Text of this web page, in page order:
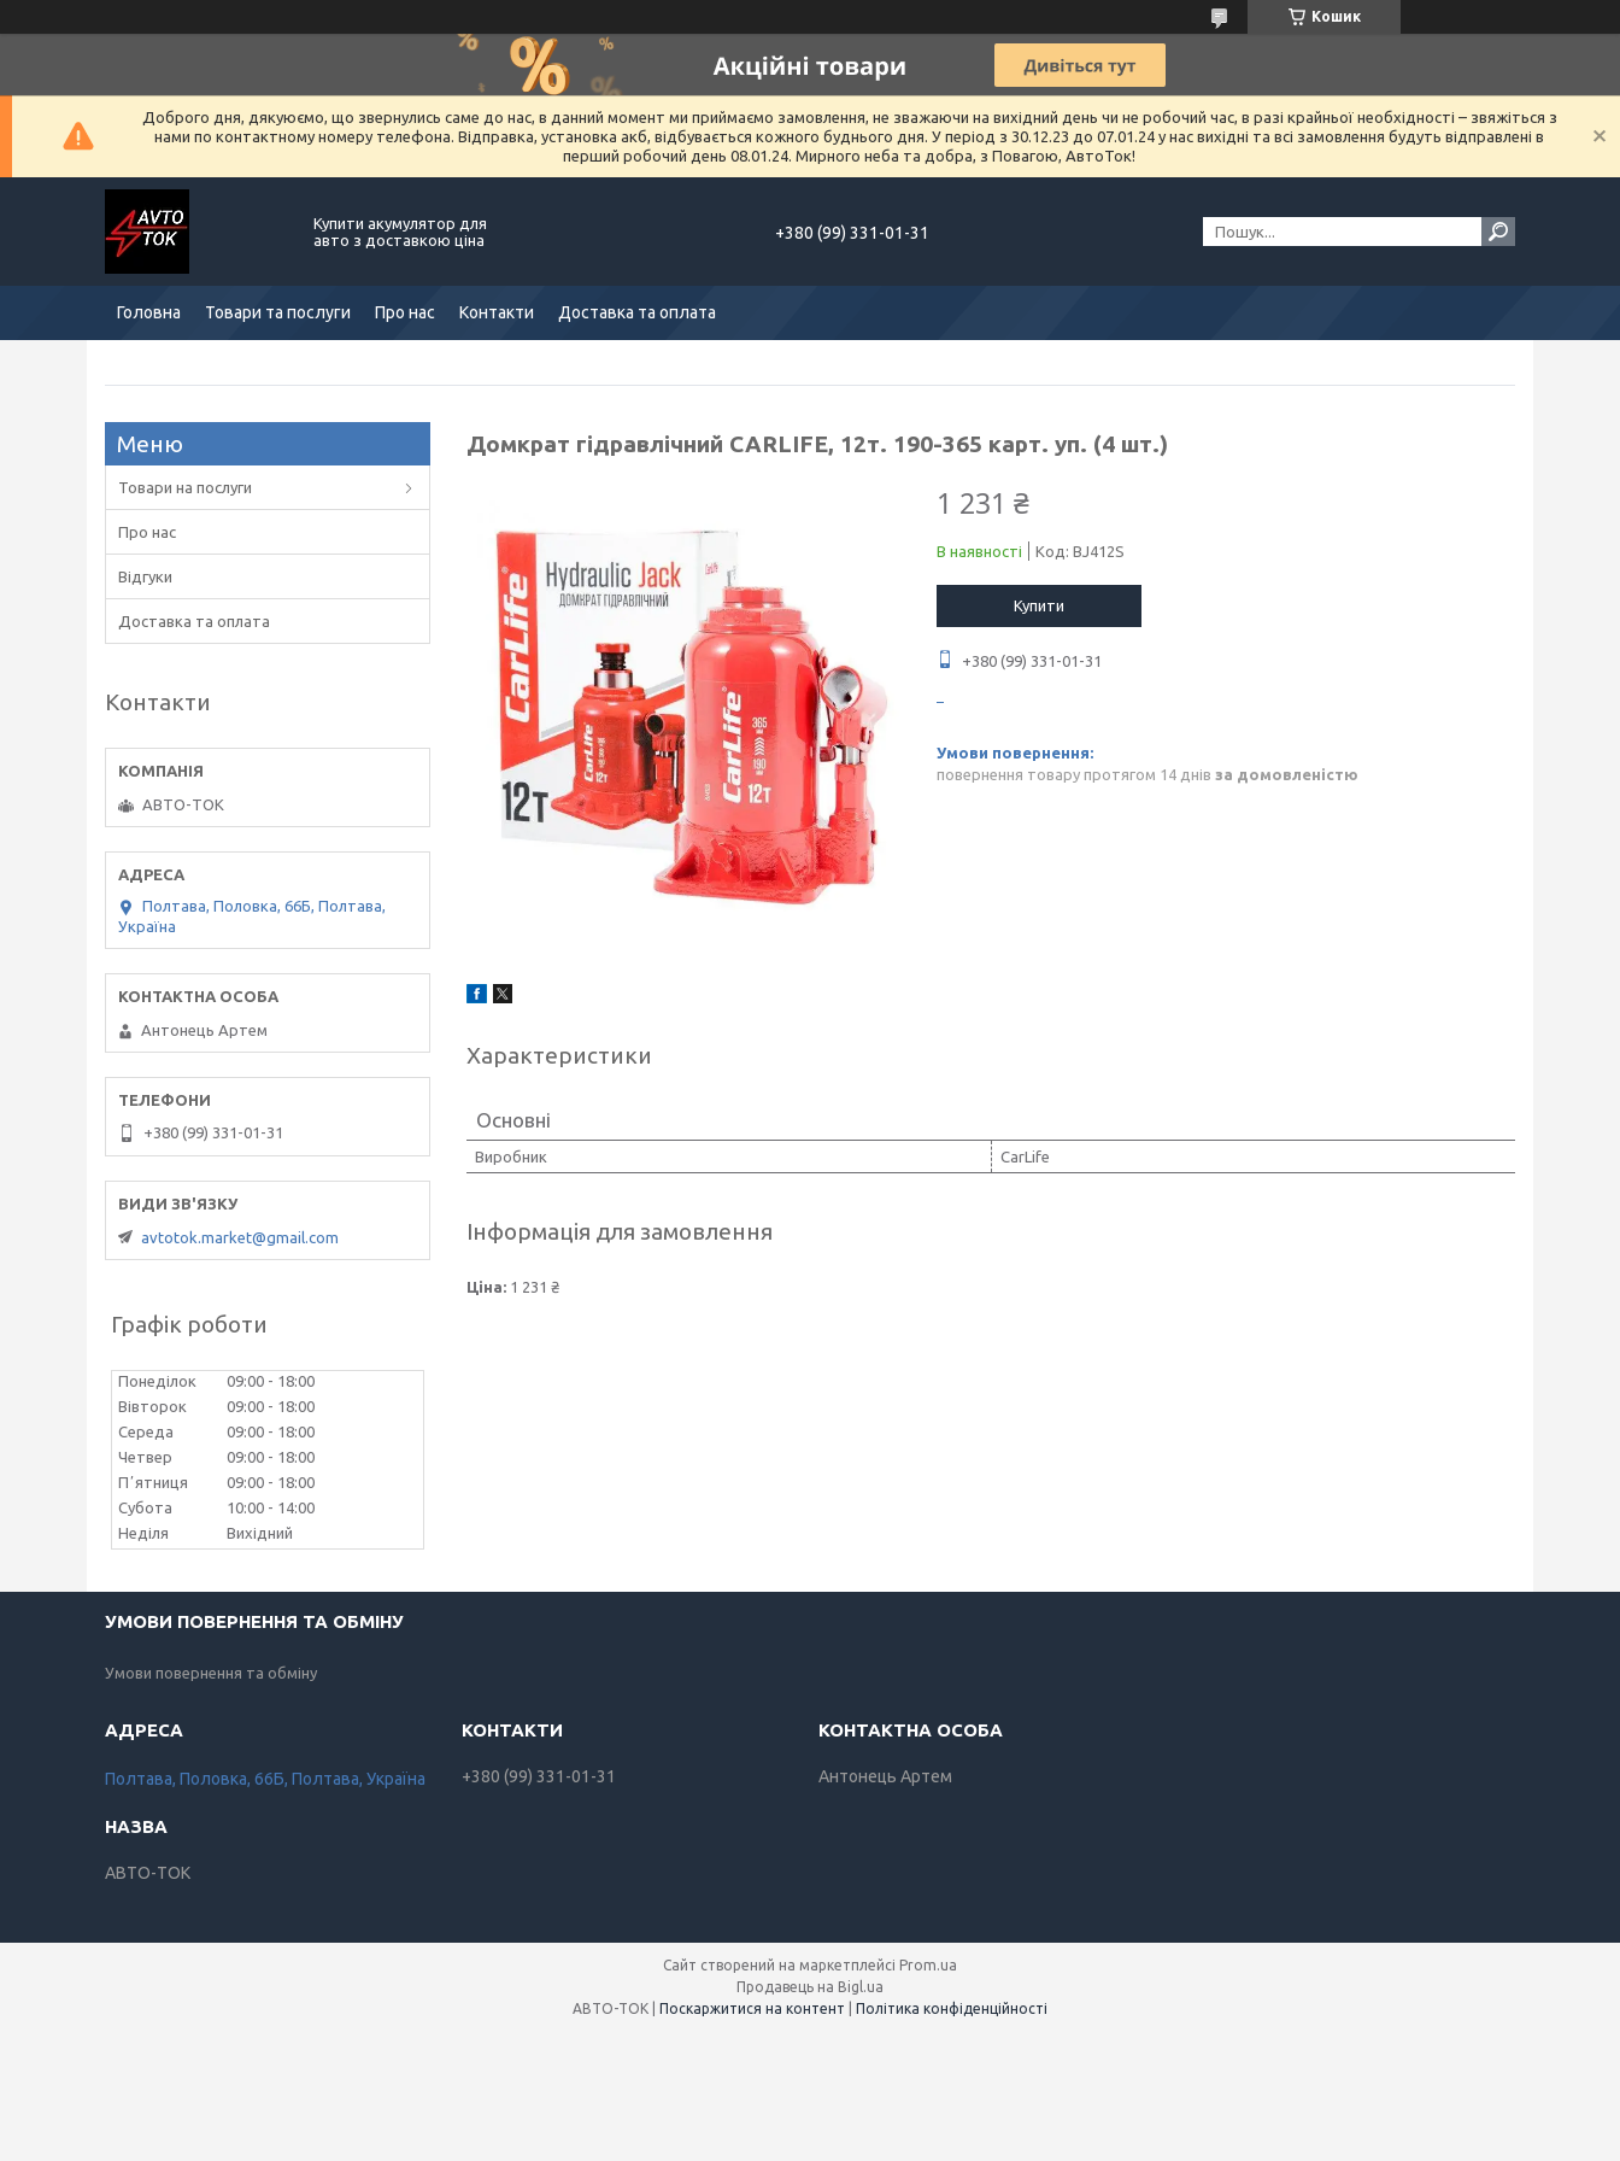
Кошик
Доброго дня, дякуюємо, що звернулись саме до нас, в данний момент ми приймаємо замовлення, не зважаючи на вихідний день чи не робочий час, в разі крайньої необхідності – звяжіться з
нами по контактному номеру телефона. Відправка, установка акб, відбувається кожного буднього дня. У період з 30.12.23 до 07.01.24 у нас вихідні та всі замовлення будуть відправлені в
перший робочий день 08.01.24. Мирного неба та добра, з Повагою, АвтоТок!
Купити акумулятор для
авто з доставкою ціна
+380 (99) 331-01-31
Головна Товари та послуги Про нас Контакти Доставка та оплата
Домкрат гідравлічний CARLIFE, 12т. 190-365 карт. уп. (4 шт.)
1 231 ₴
В наявності Код: BJ412S
Купити
+380 (99) 331-01-31
повернення товару протягом 14 днів за домовленістю
Характеристики
Основні
Виробник CarLife
Інформація для замовлення
Ціна: 1 231 ₴
Товари на послуги
Про нас
Відгуки
Доставка та оплата
Контакти
АВТО-ТОК
Полтава, Половка, 66Б, Полтава,
Україна
Антонець Артем
+380 (99) 331-01-31
avtotok.market@gmail.com
Графік роботи
Понеділок 09:00
18:00
Вівторок
09:00
18:00
Середа
09:00
18:00
Четвер
09:00
18:00
Пʼятниця
09:00
18:00
Субота
10:00
14:00
Неділя
Вихідний
УМОВИ ПОВЕРНЕННЯ ТА ОБМІНУ
Умови повернення та обміну
Полтава, Половка, 66Б, Полтава, Україна
АВТО-ТОК
+380 (99) 331-01-31 Антонець Артем
Сайт створений на маркетплейсі Prom.ua
Продавець на Bigl.ua
Поскаржитися на контент Політика конфіденційності